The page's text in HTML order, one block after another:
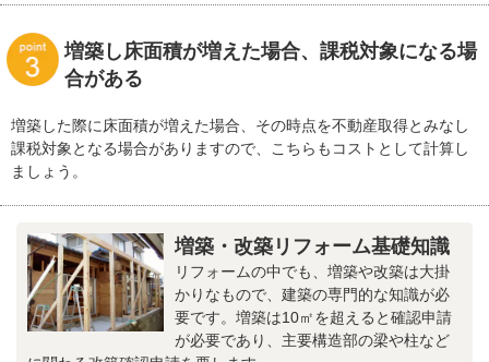
増築し床面積が増えた場合、課税対象になる場
合がある
増築した際に床面積が増えた場合、その時点を不動産取得とみなし
課税対象となる場合がありますので、こちらもコストとして計算し
ましょう。
増築・改築リフォーム基礎知識
リフォームの中でも、増築や改築は大掛
かりなもので、建築の専門的な知識が必
要です。増築は10㎡を超えると確認申請
が必要であり、主要構造部の梁や柱など